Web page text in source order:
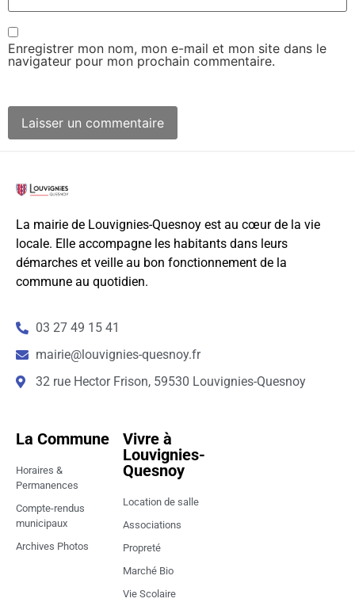
Enregistrer mon nom, mon e-mail et mon site dans le
navigateur pour mon prochain commentaire.
La mairie de Louvignies-Quesnoy est au cœur de la vie
locale. Elle accompagne les habitants dans leurs
démarches et veille au bon fonctionnement de la
commune au quotidien.
03 27 49 15 41
mairie@louvignies-quesnoy.fr
32 rue Hector Frison, 59530 Louvignies-Quesnoy
La Commune
Horaires &
Permanences
Compte-rendus
municipaux
Archives Photos
Vivre à
Louvignies-
Quesnoy
Location de salle
Associations
Propreté
Marché Bio
Vie Scolaire